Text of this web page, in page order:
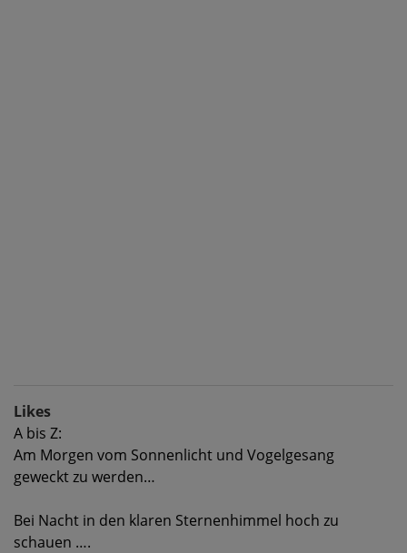
Likes
A bis Z:
Am Morgen vom Sonnenlicht und Vogelgesang
geweckt zu werden…
Bei Nacht in den klaren Sternenhimmel hoch zu
schauen ….